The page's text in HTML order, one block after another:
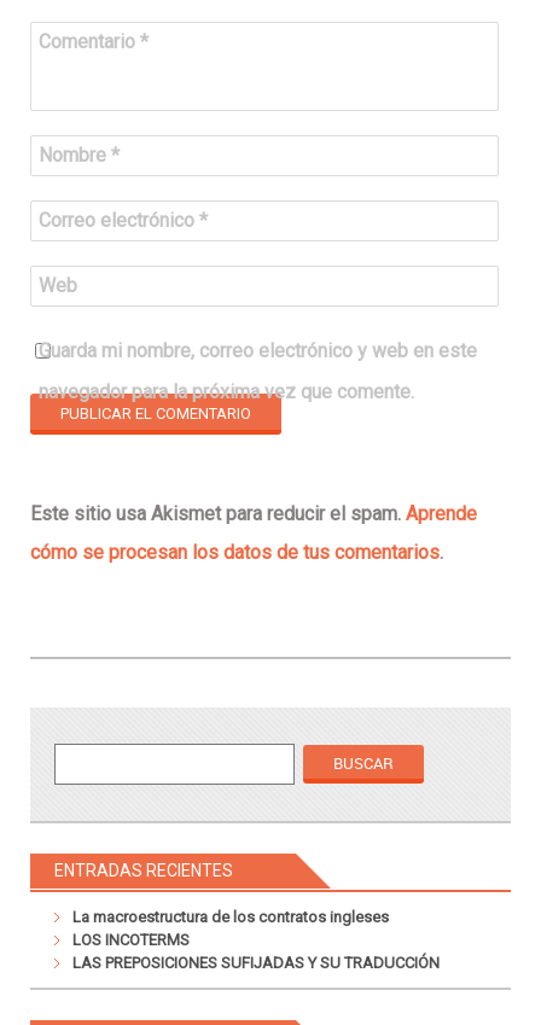
Comentario *
Nombre *
Correo electrónico *
Web
Guarda mi nombre, correo electrónico y web en este
navegador para la próxima vez que comente.
Este sitio usa Akismet para reducir el spam. Aprende
cómo se procesan los datos de tus comentarios.
ENTRADAS RECIENTES
La macroestructura de los contratos ingleses
LOS INCOTERMS
LAS PREPOSICIONES SUFIJADAS Y SU TRADUCCIÓN